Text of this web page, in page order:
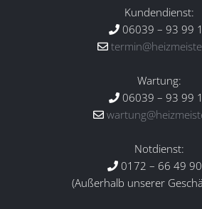
Kundendienst:
06039 – 93 99
Wartung:
06039 – 93 99
Notdienst:
0172 – 66 49
(Außerhalb unserer